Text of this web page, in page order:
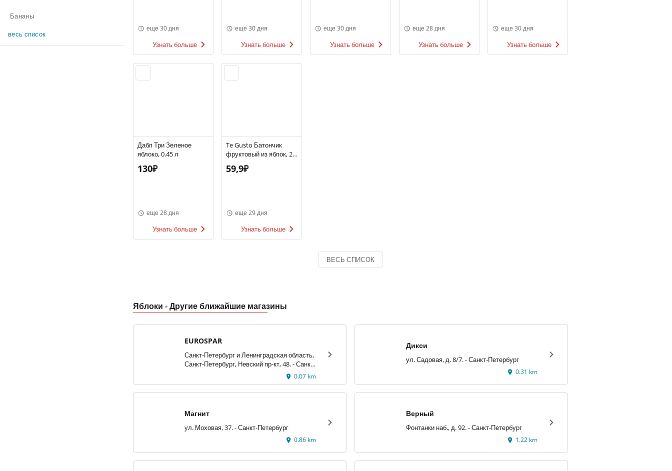
Бананы
весь список
еще 30 дня
Узнать больше
еще 30 дня
Узнать больше
еще 30 дня
Узнать больше
еще 28 дня
Узнать больше
еще 30 дня
Узнать больше
Дабл Три Зеленое
яблоко, 0.45 л
130₽
еще 28 дня
Узнать больше
Te Gusto Батончик
фруктовый из яблок, 25
59,9₽
еще 29 дня
Узнать больше
ВЕСЬ СПИСОК
Яблоки - Другие ближайшие магазины
EUROSPAR
Санкт-Петербург и Ленинградская область,
Санкт-Петербург, Невский пр-кт, 48. - Санкт-
0.07 km
Дикси
ул. Садовая, д. 8/7. - Санкт-Петербург
0.31 km
Магнит
ул. Моховая, 37. - Санкт-Петербург
0.86 km
Верный
Фонтанки наб., д. 92. - Санкт-Петербург
1.22 km